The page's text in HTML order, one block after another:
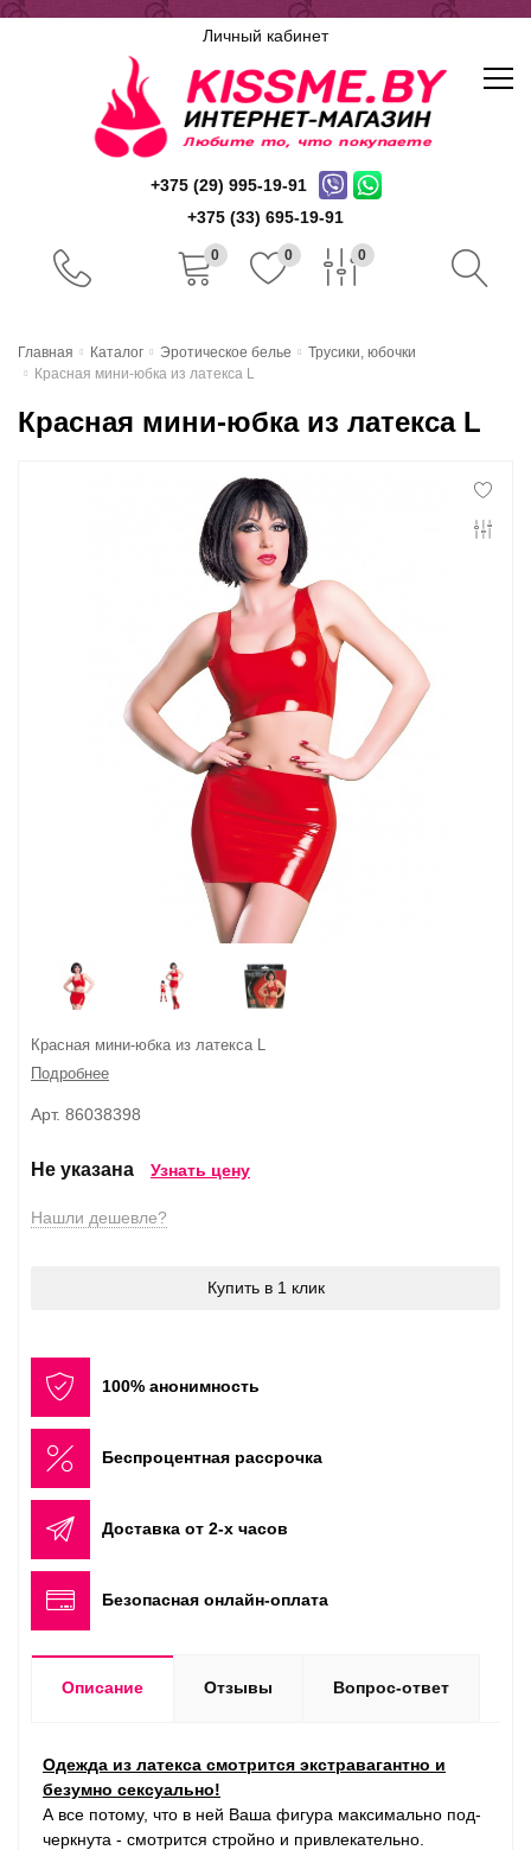
Личный кабинет
+375 (29) 995-19-91
+375 (33) 695-19-91
0 0 0
Доставка и оплата
Скидочная система
Контакты
Конфиденциальность
Гарантии и возврат
Беспроцентная рассрочка
Главная Каталог Эротическое белье
Трусики, юбочки
Красная мини-юбка из латекса L
Красная мини-юбка из латекса L
Красная мини-юбка из латекса L
Подробнее
Арт. 86038398
Не указана Узнать цену
Нашли дешевле?
Купить в 1 клик
100% анонимность
Беспроцентная рассрочка
Доставка от 2-х часов
Безопасная онлайн-оплата
Описание Отзывы Вопрос-ответ
Одежда из латекса смот­рится экс­тра­вагантно и
безумно сек­су­ально!
А все потому, что в ней Ваша фигура мак­симально под­
черк­нута - смот­рится строй­но и привлекательно.